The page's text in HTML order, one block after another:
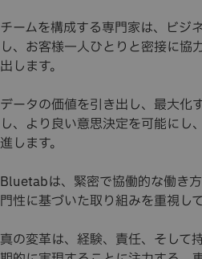
チームを構成する専門家は、ビジ
し、お客様一人ひとりと密接に協
出します。
データの価値を引き出し、最大化
し、より良い意思決定を可能にし
進します。
Bluetabは、緊密で協働的な働き
門性に基づいた取り組みを重視して
真の変革は、経験、責任、そして